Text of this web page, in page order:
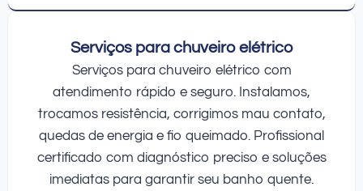
Serviços para chuveiro elétrico
Serviços para chuveiro elétrico com
atendimento rápido e seguro. Instalamos,
trocamos resistência, corrigimos mau contato,
quedas de energia e fio queimado. Profissional
certificado com diagnóstico preciso e soluções
imediatas para garantir seu banho quente.